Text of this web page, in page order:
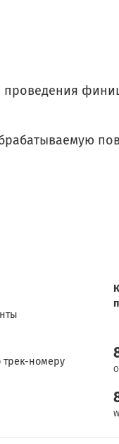
трек-номеру